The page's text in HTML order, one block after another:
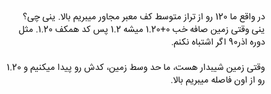
در واقع ما 120 رو از تراز متوسط کف معبر مجاور میبریم بالا. ینی چی؟
ینی وقتی زمین صافه خب 0+1.20 میشه 1.2 پس کد همکف 1.20. مثل
دوره اذر90 اگر اشتباه نکنم.
وقتی زمین شیبدار هست، ما حد وسط زمین، کدش رو پیدا میکنیم و 1.20
رو از اون فاصله میبریم بالا.